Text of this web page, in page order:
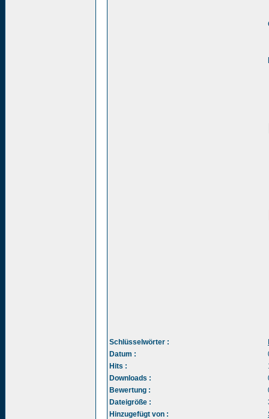
Schlüsselwörter :
Datum :
Hits :
Downloads :
Bewertung :
Dateigröße :
Hinzugefügt von :